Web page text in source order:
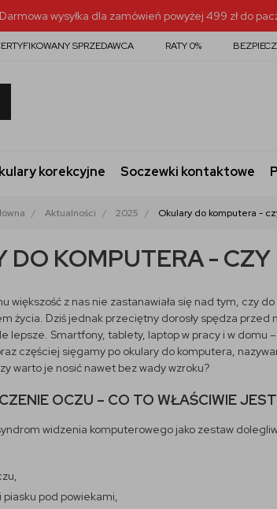
Darmowa wysyłka dla zamówień powyżej 499 zł do
SPRZEDAWCA RATY 0%
korekcyjne Soczewki kontaktowe
Aktualności 2025 Okulary do komputera -
DO KOMPUTERA -
większość z nas nie zastanawiała się nad tym, czy
życia. Dziś jednak przeciętny dorosły spędza
lepsze. Smartfony, tablety, laptop w pracy i w
częściej sięgamy po okulary do komputera,
warto je nosić nawet bez wady wzroku?
OCZU – CO TO WŁAŚCIWIE
widzenia komputerowego jako zestaw
pod powiekami,